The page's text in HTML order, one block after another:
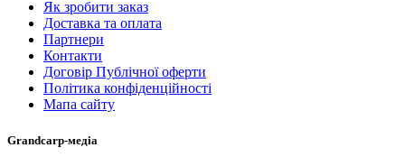
Як зробити заказ
Доставка та оплата
Партнери
Контакти
Договір Публічної оферти
Політика конфіденційності
Мапа сайту
Grandcarp-медіа